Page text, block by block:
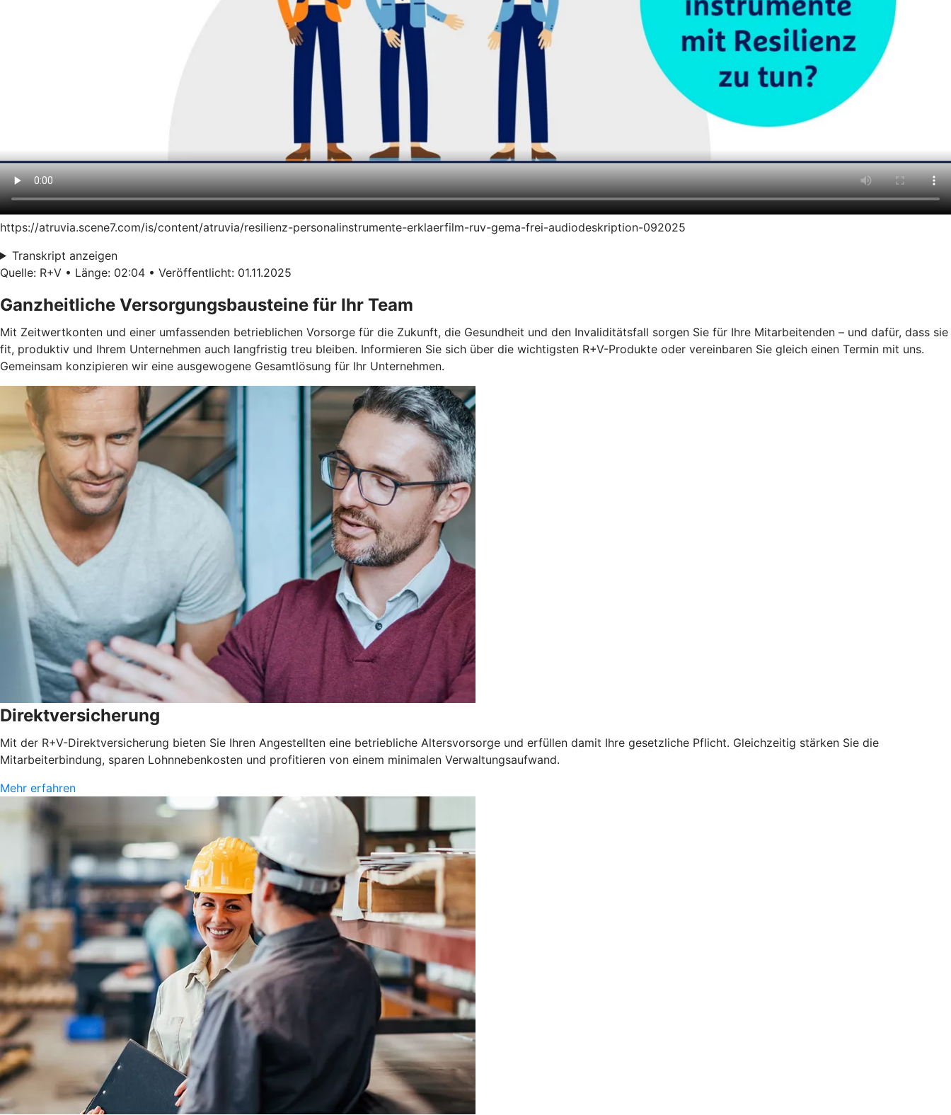
https://atruvia.scene7.com/is/content/atruvia/resilienz-personalinstrumente-erklaerfilm-ruv-gema-frei-audiodeskription-092025
Transkript anzeigen
Quelle: R+V • Länge: 02:04 • Veröffentlicht: 01.11.2025
Ganzheitliche Versorgungsbausteine für Ihr Team
Mit Zeitwertkonten und einer umfassenden betrieblichen Vorsorge für die Zukunft, die Gesundheit und den Invaliditätsfall sorgen Sie für Ihre Mitarbeitenden – und dafür, dass sie
fit, produktiv und Ihrem Unternehmen auch langfristig treu bleiben. Informieren Sie sich über die wichtigsten R+V-Produkte oder vereinbaren Sie gleich einen Termin mit uns.
Gemeinsam konzipieren wir eine ausgewogene Gesamtlösung für Ihr Unternehmen.
Direktversicherung
Mit der R+V-Direktversicherung bieten Sie Ihren Angestellten eine betriebliche Altersvorsorge und erfüllen damit Ihre gesetzliche Pflicht. Gleichzeitig stärken Sie die
Mitarbeiterbindung, sparen Lohnnebenkosten und profitieren von einem minimalen Verwaltungsaufwand.
Mehr erfahren